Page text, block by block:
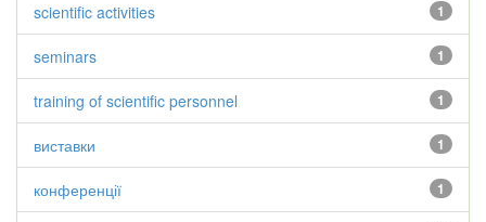
1
scientific activities
1
seminars
1
training of scientific personnel
1
виставки
1
конференції